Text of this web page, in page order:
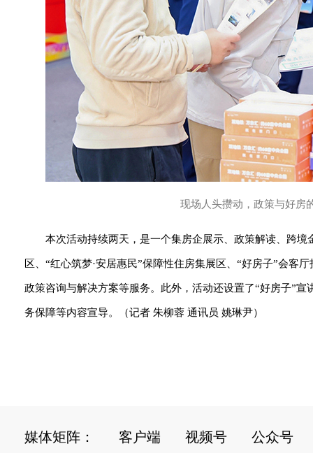
现场人头攒动，政策与好房
本次活动持续两天，是一个集房企展示、政策解读、跨
区、“红心筑梦·安居惠民”保障性住房集展区、“好房子”会客
政策咨询与解决方案等服务。此外，活动还设置了“好房子”
务保障等内容宣导。（记者 朱柳蓉 通讯员 姚琳尹）
媒体矩阵： 客户端 视频号 公众号